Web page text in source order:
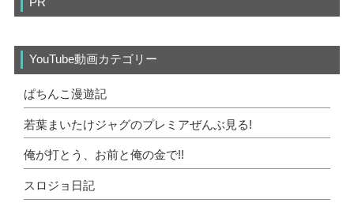
YouTube動画カテゴリー
ぱちんこ漫遊記
若葉まいたけジャグのプレミアぜんぶ見る!
俺が打とう、お前と俺の金で!!
スロジョ日記